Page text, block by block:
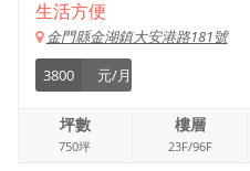
生活方便
金門縣金湖鎮大安港路181號
3800
元/月
坪數
750坪
樓層
23F/96F